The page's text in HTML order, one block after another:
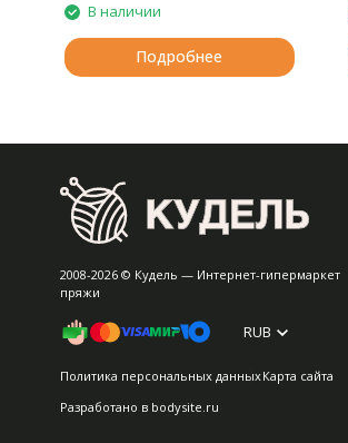
В наличии
Подробнее
2008-2026 © Кудель — Интернет-гипермаркет
пряжи
RUB
Политика персональных данныхКарта сайта
Разработано в bodysite.ru